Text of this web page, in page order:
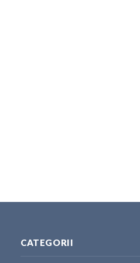
CATEGORII